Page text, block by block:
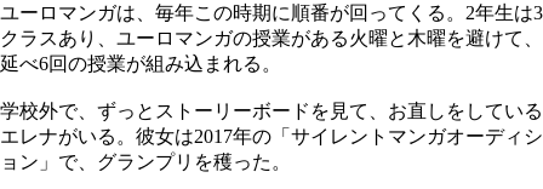
ユーロマンガは、毎年この時期に順番が回ってくる。2年生は3
クラスあり、ユーロマンガの授業がある火曜と木曜を避けて、
延べ6回の授業が組み込まれる。
学校外で、ずっとストーリーボードを見て、お直しをしている
エレナがいる。彼女は2017年の「サイレントマンガオーディシ
ョン」で、グランプリを穫った。